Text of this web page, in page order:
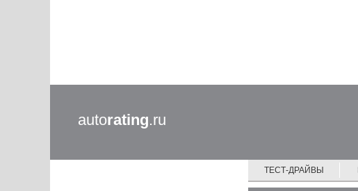
autorating.ru
ТЕСТ-ДРАЙВЫ